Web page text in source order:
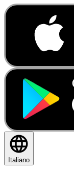
Italiano